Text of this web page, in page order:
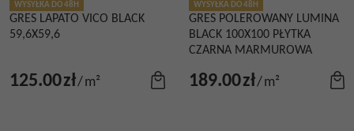
WYSYŁKA DO 48H
GRES LAPATO VICO BLACK
59,6X59,6
125.00zł/m²
WYSYŁKA DO 48H
GRES POLEROWANY LUMINA
BLACK 100X100 PŁYTKA
CZARNA MARMUROWA
189.00zł/m²